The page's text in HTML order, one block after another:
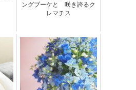
ングブーケと 咲き誇るク
レマチス